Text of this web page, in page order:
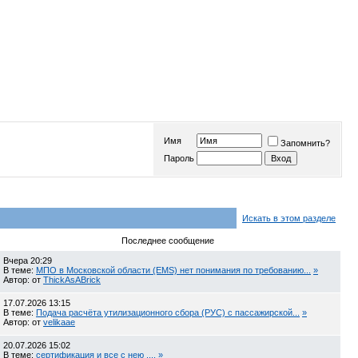
Имя
Запомнить?
Пароль
Искать в этом разделе
Последнее сообщение
Вчера 20:29
В теме: МПО в Московской области (EMS) нет понимания по требованию...
»
Автор: от ThickAsABrick
17.07.2026 13:15
В теме: Подача расчёта утилизационного сбора (РУС) с пассажирской...
»
Автор: от velikaae
20.07.2026 15:02
В теме: сертификация и все с нею .... »